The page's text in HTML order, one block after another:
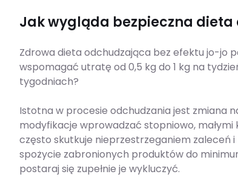
Jak wygląda bezpieczna
Zdrowa dieta odchudzająca bez efektu jo-jo
wspomagać utratę od 0,5 kg do 1 kg na
tygodniach?
Istotna w procesie odchudzania jest zmiana
modyfikacje wprowadzać stopniowo, małymi
często skutkuje nieprzestrzeganiem zaleceń
spożycie zabronionych produktów do
postaraj się zupełnie je wykluczyć.